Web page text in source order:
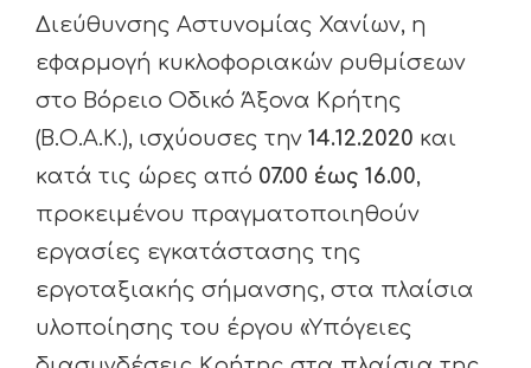
Διεύθυνσης Αστυνομίας Χανίων, η
εφαρμογή κυκλοφοριακών ρυθμίσεων
στο Βόρειο Οδικό Άξονα Κρήτης
(Β.Ο.Α.Κ.), ισχύουσες την 14.12.2020 και
κατά τις ώρες από 07.00 έως 16.00,
προκειμένου πραγματοποιηθούν
εργασίες εγκατάστασης της
εργοταξιακής σήμανσης, στα πλαίσια
υλοποίησης του έργου «Υπόγειες